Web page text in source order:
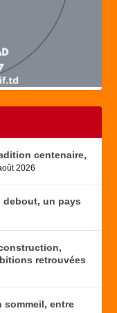
centenaire,
2026
debout, un pays
retrouvées
sommeil, entre